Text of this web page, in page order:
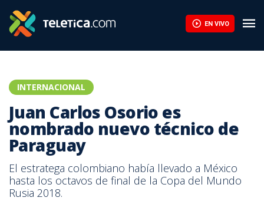
EN VIVO
INTERNACIONAL
Juan Carlos Osorio es
nombrado nuevo técnico de
Paraguay
El estratega colombiano había llevado a México
hasta los octavos de final de la Copa del Mundo
Rusia 2018.